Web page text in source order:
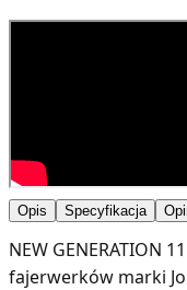
Opis Specyfikacja
NEW GENERATION
fajerwerków marki